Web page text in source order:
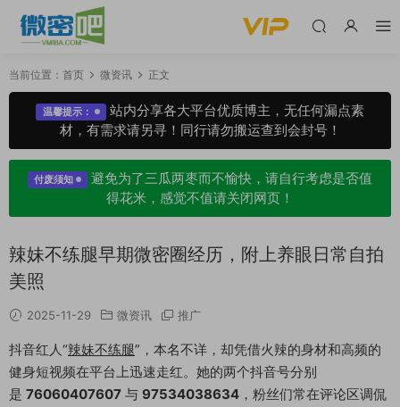
当前位置： 首页 微资讯 正文
温馨提示：
站内分享各大平台优质博主，无任何漏点素
材，有需求请另寻！同行请勿搬运查到会封号！
付废须知
避免为了三瓜两枣而不愉快，请自行考虑是否值
得花米，感觉不值请关闭网页！
辣妹不练腿早期微密圈经历，附上养眼日常自拍
美照
2025-11-29 微资讯 推广
抖音红人“辣妹不练腿”，本名不详，却凭借火辣的身材和高频的
健身短视频在平台上迅速走红。她的两个抖音号分别
是 76060407607 与 97534038634 ，粉丝们常在评论区调侃